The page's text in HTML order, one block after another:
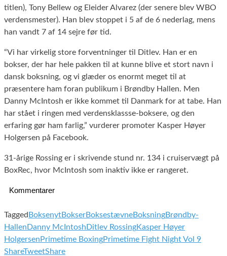
titlen), Tony Bellew og Eleider Alvarez (der senere blev WBO
verdensmester). Han blev stoppet i 5 af de 6 nederlag, mens
han vandt 7 af 14 sejre før tid.
“Vi har virkelig store forventninger til Ditlev. Han er en
bokser, der har hele pakken til at kunne blive et stort navn i
dansk boksning, og vi glæder os enormt meget til at
præsentere ham foran publikum i Brøndby Hallen. Men
Danny McIntosh er ikke kommet til Danmark for at tabe. Han
har stået i ringen med verdensklassse-boksere, og den
erfaring gør ham farlig,” vurderer promoter Kasper Høyer
Holgersen på Facebook.
31-årige Rossing er i skrivende stund nr. 134 i cruiservægt på
BoxRec, hvor McIntosh som inaktiv ikke er rangeret.
Kommentarer
Tagged BoksenytBokserBoksestævneBoksningBrøndby-
Hallen Danny McIntosh Ditlev RossingKasper Høyer
Holgersen Primetime BoxingPrimetime Fight Night Vol 9
ShareTweetShare